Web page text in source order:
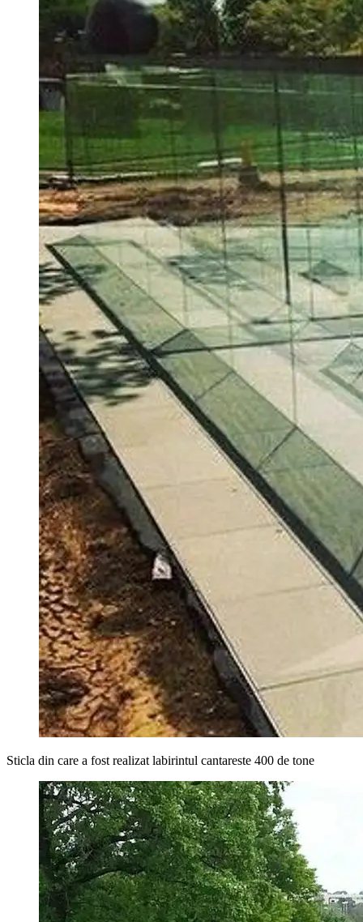
Sticla din care a fost realizat labirintul cantareste 400 de tone